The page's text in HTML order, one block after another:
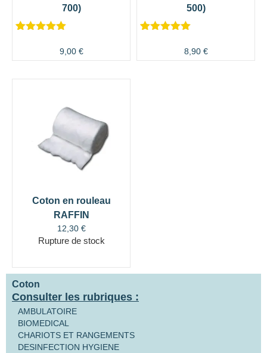
Coton
Consulter les rubriques :
AMBULATOIRE
BIOMEDICAL
CHARIOTS ET RANGEMENTS
DESINFECTION HYGIENE
700)
basé sur
client
9,00 €
500)
basé sur
8,90 €
Coton en rouleau
RAFFIN
12,30 €
Rupture de stock